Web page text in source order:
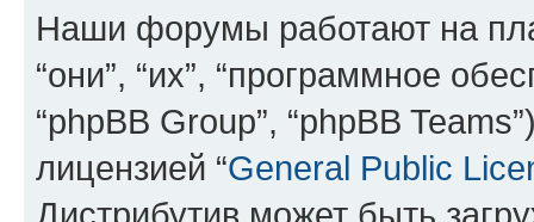
Наши форумы работают на
“они”, “их”, “программное
“phpBB Group”, “phpBB
лицензией “General Public
Дистрибутив может быть